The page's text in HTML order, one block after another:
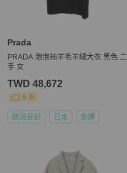
Prada
PRADA 泡泡袖羊毛羊絨大衣 黑色 二
手 女
TWD 48,672
9 折
狀況良好 日本 免運